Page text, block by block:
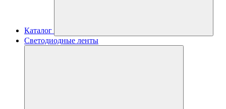
Каталог
Светодиодные ленты